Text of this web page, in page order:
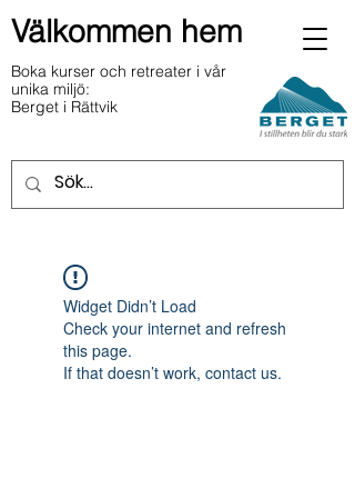
Välkommen hem
Boka kurser och retreater i vår
unika miljö:
Berget i Rättvik
Widget Didn’t Load
Check your internet and refresh
this page.
If that doesn’t work, contact us.